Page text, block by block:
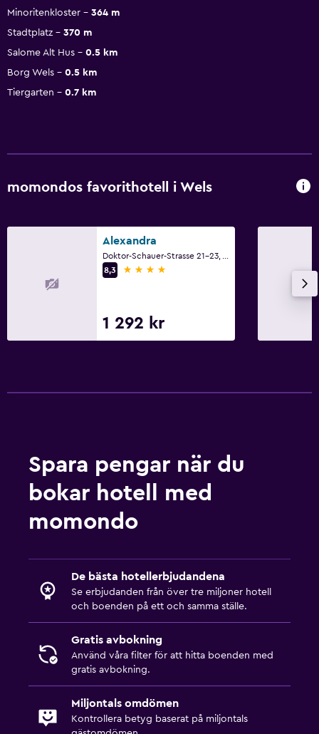
Minoritenkloster
364 m
Stadtplatz
370 m
Salome Alt Hus
0.5 km
Borg Wels
0.5 km
Tiergarten
0.7 km
momondos favorithotell i Wels
Alexandra
8,3
4 stjärnor
1 292 kr
Spara pengar när du
bokar hotell med
momondo
De bästa hotellerbjudandena
Se erbjudanden från över tre miljoner hotell
och boenden på ett och samma ställe.
Gratis avbokning
Använd våra filter för att hitta boenden med
gratis avbokning.
Miljontals omdömen
Kontrollera betyg baserat på miljontals